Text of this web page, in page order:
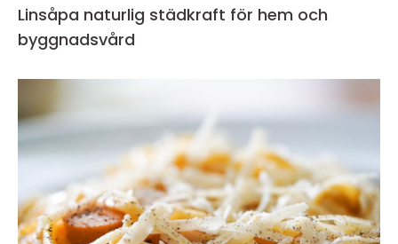
Linsåpa naturlig städkraft för hem och
byggnadsvård